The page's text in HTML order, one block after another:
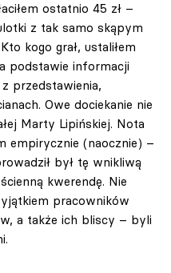
ostatnio 45 zł –
z tak samo skąpym
kogo grał, ustaliłem
podstawie informacji
przedstawienia,
Owe dociekanie nie
Marty Lipińskiej. Nota
empirycznie (naocznie) –
był tę wnikliwą
kwerendę. Nie
pracowników
a także ich bliscy – byli